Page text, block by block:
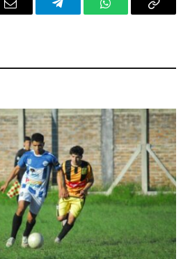
Email TelegramWhatsAppCopy